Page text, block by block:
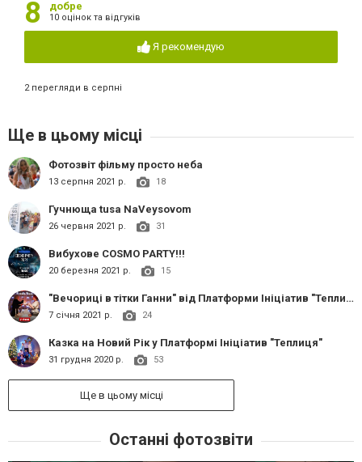
8 добре
10 оцінок та відгуків
Я рекомендую
2 перегляди в серпні
Ще в цьому місці
Фотозвіт фільму просто неба
13 серпня 2021 р. 18
Гучнюща tusa NaVeysovom
26 червня 2021 р. 31
Вибухове COSMO PARTY!!!
20 березня 2021 р. 15
"Вечориці в тітки Ганни" від Платформи Ініціатив "Теплиця"
7 січня 2021 р. 24
Казка на Новий Рік у Платформі Ініціатив "Теплиця"
31 грудня 2020 р. 53
Ще в цьому місці
Останні фотозвіти